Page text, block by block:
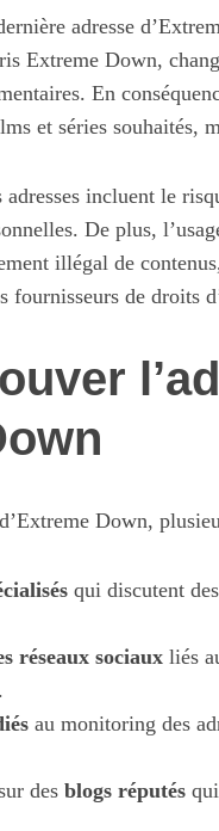
adresse
Extreme Down,
En
et séries souhaités,
incluent le
De plus,
illégal de
de droits
Down,
qui discutent
réseaux sociaux liés
au monitoring des
des blogs réputés